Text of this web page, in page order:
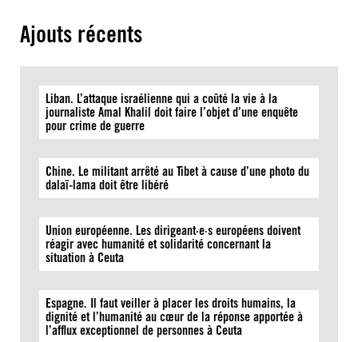
Ajouts récents
Liban. L’attaque israélienne qui a coûté la vie à la
journaliste Amal Khalil doit faire l’objet d’une enquête
pour crime de guerre
Chine. Le militant arrêté au Tibet à cause d’une photo du
dalaï-lama doit être libéré
Union européenne. Les dirigeant·e·s européens doivent
réagir avec humanité et solidarité concernant la
situation à Ceuta
Espagne. Il faut veiller à placer les droits humains, la
dignité et l’humanité au cœur de la réponse apportée à
l’afflux exceptionnel de personnes à Ceuta